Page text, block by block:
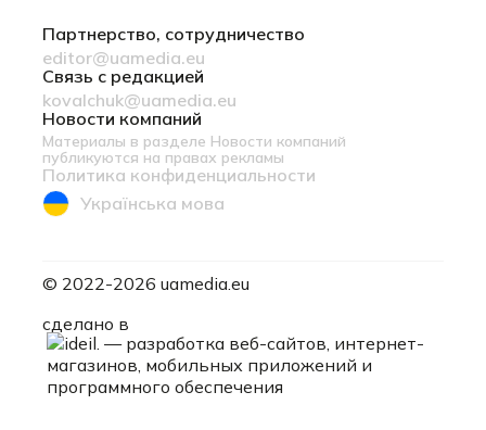
Партнерство, сотрудничество
editor@uamedia.eu
Связь с редакцией
kovalchuk@uamedia.eu
Новости компаний
Материалы в разделе Новости компаний
публикуются на правах рекламы
Политика конфиденциальности
Українська мова
© 2022-2026 uamedia.eu
сделано в